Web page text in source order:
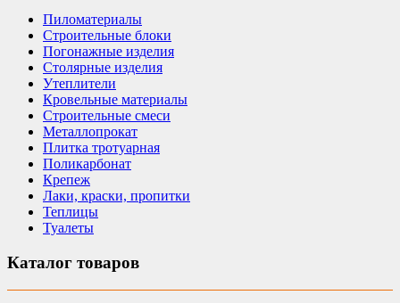
Пиломатериалы
Строительные блоки
Погонажные изделия
Столярные изделия
Утеплители
Кровельные материалы
Строительные смеси
Металлопрокат
Плитка тротуарная
Поликарбонат
Крепеж
Лаки, краски, пропитки
Теплицы
Туалеты
Каталог товаров